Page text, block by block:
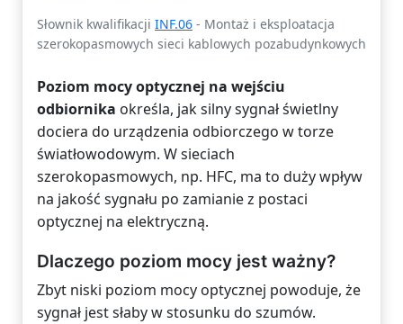
Słownik kwalifikacji INF.06 - Montaż i eksploatacja
szerokopasmowych sieci kablowych pozabudynkowych
Poziom mocy optycznej na wejściu
odbiornika określa, jak silny sygnał świetlny
dociera do urządzenia odbiorczego w torze
światłowodowym. W sieciach
szerokopasmowych, np. HFC, ma to duży wpływ
na jakość sygnału po zamianie z postaci
optycznej na elektryczną.
Dlaczego poziom mocy jest ważny?
Zbyt niski poziom mocy optycznej powoduje, że
sygnał jest słaby w stosunku do szumów.